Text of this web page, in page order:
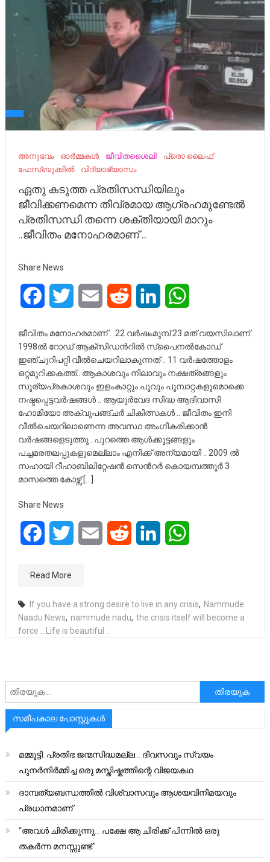
അനുഭവം ഓർമ്മകൾ ജീവിതശൈലി
പ്രൊ ലൈഫ്
ഫേസ്ബുക്കിൽ
വിദ്യാഭ്യാസം
ഏതു കടുത്ത പ്രതിസന്ധിയിലും
ജീവിക്കണമെന്ന തീവ്രമായ ആഗ്രഹമുണ്ടേൽ
പ്രതിസന്ധി തന്നെ ശക്തിയായി മാറും
..ജീവിതം മനോഹരമാണ് ..
Share News
FacebookTwitter Email Reddit LinkedIn
ജീവിതം മനോഹരമാണ് . .22 വർഷംമുമ്പ് 23 മത് വയസിലാണ്
1998ൽ റോഡ് ആക്സിഡൻറിൽ സ്പൈനൽകോഡ്
ഇഞ്ചുറിപറ്റി വീൽചെയറിലാകുന്നത് .. 11 വർഷത്തോളം
ഒറ്റമുറിക്കകത്ത്.. ആകാശവും നിലാവും നക്ഷത്രങ്ങളും
സൂര്യപ്രകാശവും ഇളംകാറ്റും പൂവും പൂമ്പാറ്റകളുമൊക്കെ
നഷ്ടപ്പെട്ടവർഷങ്ങൾ .. ആയുർവേദ സിദ്ധ ആദിവാസി
ഹോമിയോ അക്വുപങ്ങ്ചർ ചികിത്സകൾ .. ജീവിതം ഇനി
വീൽചെയറിലാണെന്ന അവസ്ഥ അംഗീകരിക്കാൻ
വർഷങ്ങളെടുത്തു ..പുറത്തെ ആൾക്കൂട്ടങ്ങളും
പച്ചമരതലപ്പുകളുമെല്ലാം എനിക്ക് അന്യമായി .. 2009 ൽ
സഹായി റീഹാബിലിറ്റേഷൻ സെൻറർ കൊയമ്പത്തൂർ 3
മാസത്തെ കോഴ്സ് […]
Share News
FacebookTwitter Email Reddit LinkedIn
Read More
If you have a strong desire to live in any crisis, Nammude
Naadu News, nammude nadu, the crisis itself will become a
force .. Life is beautiful ..
അനേഷിക്കുക
സമീപകാല പോസ്റ്റുകൾ
മമ്മൂട്ടി: പ്രതിഭ ജന്മസിദ്ധമല്ല… ദിവസവും സ്വയം
പുനർനിർമ്മിച്ച ഒരു മസ്തിഷ്കത്തിന്റെ വിജയകഥ
ദാമ്പത്യബന്ധത്തിൽ വിശ്വാസവും ആശയവിനിമയവും
പ്രധാനമാണ്.
“അവൾ ചിരിക്കുന്നു… പക്ഷേ ആ ചിരിക്ക് പിന്നിൽ ഒരു
തകർന്ന മനസ്സുണ്ട്.”